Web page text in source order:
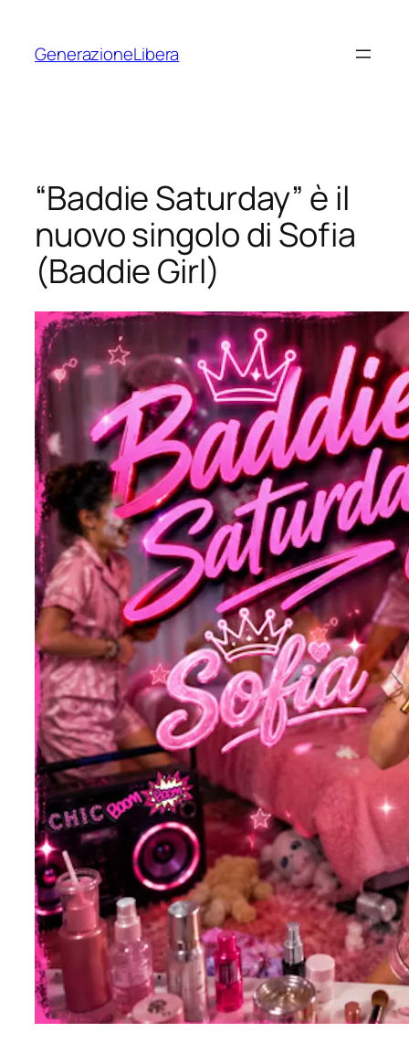
contenuto
GenerazioneLibera
“Baddie Saturday” è il
nuovo singolo di Sofia
(Baddie Girl)